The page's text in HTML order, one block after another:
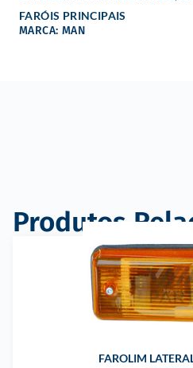
FARÓIS PRINCIPAIS
MARCA: MAN
Produtos
FAROLIM